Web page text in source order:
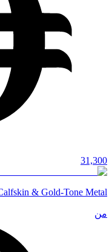
31,300
& Gold-Tone Metal
من